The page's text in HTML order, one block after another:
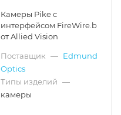
Камеры Pike с
интерфейсом FireWire.b
от Allied Vision
Поставщик — Edmund
Optics
Типы изделий —
камеры